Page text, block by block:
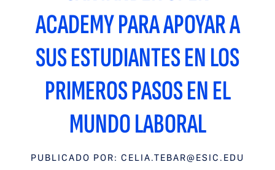
ACADEMY PARA APOYAR A
SUS ESTUDIANTES EN LOS
PRIMEROS PASOS EN EL
MUNDO LABORAL
PUBLICADO POR: CELIA.TEBAR@ESIC.EDU